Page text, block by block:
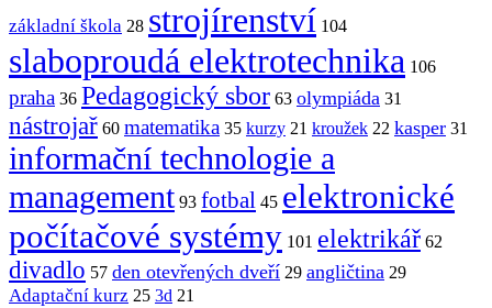
základní škola 28 strojírenství 104
slaboproudá elektrotechnika 106
praha 36 Pedagogický sbor 63 olympiáda 31
nástrojař 60 matematika 35 kurzy 21 kroužek 22 kasper 31
informační technologie a
management 93 fotbal 45 elektronické
počítačové systémy 101 elektrikář 62
divadlo 57 den otevřených dveří 29 angličtina 29
Adaptační kurz 25 3d 21